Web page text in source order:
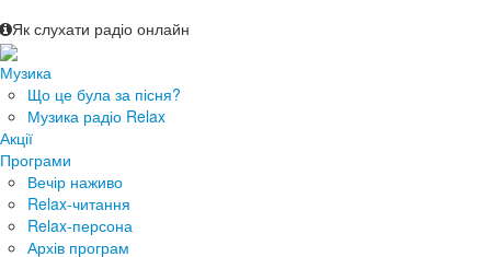
Як слухати радіо онлайн
Музика
Що це була за пісня?
Музика радіо Relax
Акції
Програми
Вечір наживо
Relax-читання
Relax-персона
Архів програм